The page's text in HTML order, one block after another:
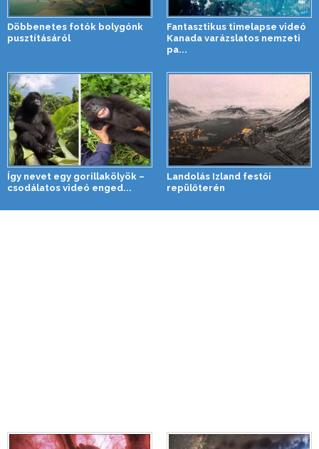
Döbbenetes fotók bolygónk
pusztításáról
Fantasztikus timelapse videó
Kanada varázslatos nemzeti
pa...
Így nevet egy gorillakölyök –
csodálatos videó enged...
Landolás Izland festői
repülőterén